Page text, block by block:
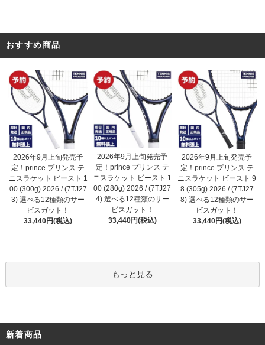
おすすめ商品
2026年9月上旬発売予
定！prince プリンス テ
ニスラケット ビースト 1
00 (300g) 2026 / (7TJ27
3) 選べる12種類のサー
ビスガット！
33,440円(税込)
2026年9月上旬発売予
定！prince プリンス テ
ニスラケット ビースト 1
00 (280g) 2026 / (7TJ27
4) 選べる12種類のサー
ビスガット！
33,440円(税込)
2026年9月上旬発売予
定！prince プリンス テ
ニスラケット ビースト 9
8 (305g) 2026 / (7TJ27
8) 選べる12種類のサー
ビスガット！
33,440円(税込)
もっと見る
新着商品